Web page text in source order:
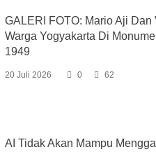
GALERI FOTO: Mario Aji
Warga Yogyakarta Di
1949
20 Juli 2026 0 62
AI Tidak Akan Mampu